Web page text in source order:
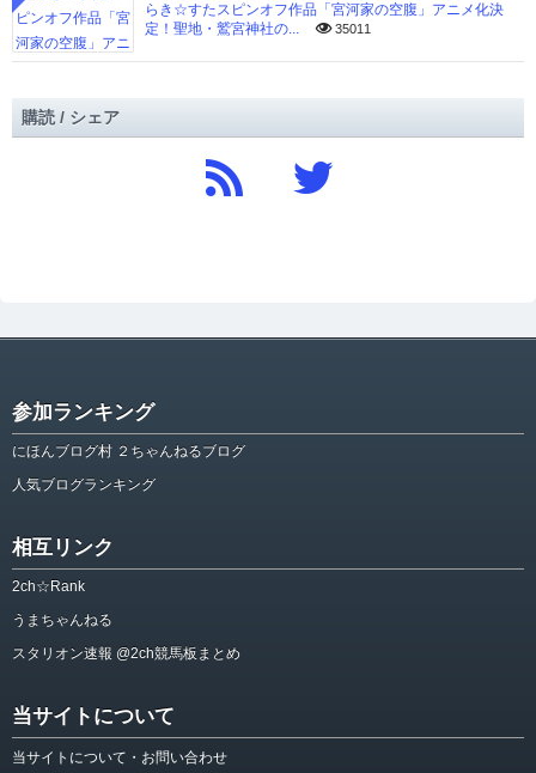
らき☆すたスピンオフ作品「宮河家の空腹」アニメ化決
定！聖地・鷲宮神社の...
35011
購読 / シェア
参加ランキング
にほんブログ村 ２ちゃんねるブログ
人気ブログランキング
相互リンク
2ch☆Rank
うまちゃんねる
スタリオン速報 @2ch競馬板まとめ
当サイトについて
当サイトについて・お問い合わせ